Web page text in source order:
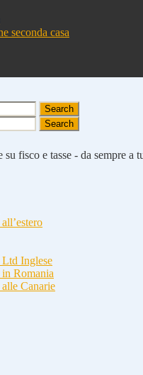
seconda casa
fisco e tasse - da sempre a
Ltd Inglese
Romania
Canarie